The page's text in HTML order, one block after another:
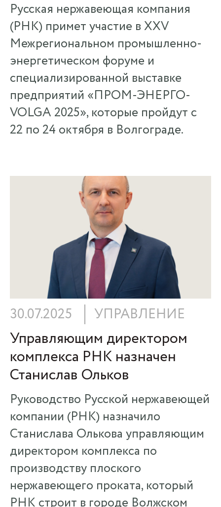
Русская нержавеющая компания
(РНК) примет участие в XXV
Межрегиональном промышленно-
энергетическом форуме и
специализированной выставке
предприятий «ПРОМ-ЭНЕРГО-
VOLGA 2025», которые пройдут с
22 по 24 октября в Волгограде.
30.07.2025 УПРАВЛЕНИЕ
Управляющим директором
комплекса РНК назначен
Станислав Ольков
Руководство Русской нержавеющей
компании (РНК) назначило
Станислава Олькова управляющим
директором комплекса по
производству плоского
нержавеющего проката, который
РНК строит в городе Волжском